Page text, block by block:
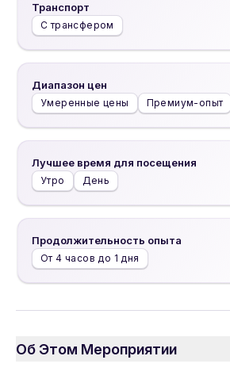
Транспорт
С трансфером
Диапазон цен
Умеренные цены Премиум-опыт
Лучшее время для посещения
Утро День
Продолжительность опыта
От 4 часов до 1 дня
Об Этом Мероприятии